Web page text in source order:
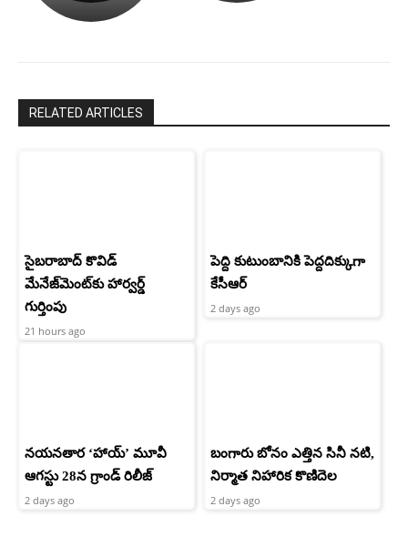
రామ్
RELATED ARTICLES
సైబరాబాద్‌ కొవిడ్‌
మేనేజ్‌మెంట్‌కు హార్వర్డ్‌
గుర్తింపు
21 hours ago
పెద్ది కుటుంబానికి పెద్దదిక్కుగా
కేసీఆర్
2 days ago
నయనతార ‘హాయ్’ మూవీ
ఆగస్టు 28న గ్రాండ్ రిలీజ్
2 days ago
బంగారు బోనం ఎత్తిన సినీ నటి,
నిర్మాత నిహారిక కొణిదెల
2 days ago